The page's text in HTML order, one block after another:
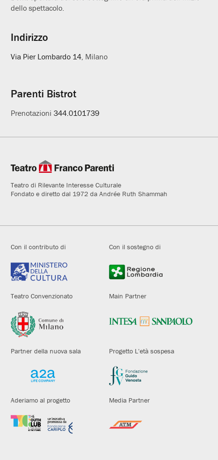
dello spettacolo.
Indirizzo
Via Pier Lombardo 14 , Milano
Parenti Bistrot
Prenotazioni344.0101739
Teatro di Rilevante Interesse Culturale
Fondato e diretto dal 1972 da Andrée Ruth Shammah
Con il contributo di Con il sostegno di
Teatro Convenzionato Main Partner
Partner della nuova sala Progetto L'età sospesa
Aderiamo al progetto Media Partner